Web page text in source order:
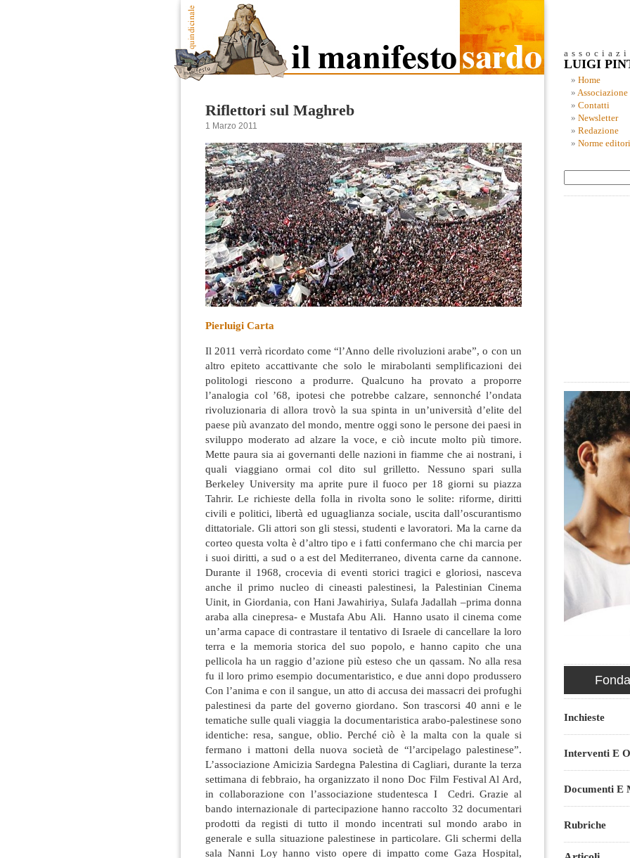
Riflettori sul Maghreb
1 Marzo 2011
Pierluigi Carta
Il 2011 verrà ricordato come “l’Anno delle rivoluzioni arabe”, o con un
altro epiteto accattivante che solo le mirabolanti semplificazioni dei
politologi riescono a produrre. Qualcuno ha provato a proporre
l’analogia col ’68, ipotesi che potrebbe calzare, sennonché l’ondata
rivoluzionaria di allora trovò la sua spinta in un’università d’elite del
paese più avanzato del mondo, mentre oggi sono le persone dei paesi in
sviluppo moderato ad alzare la voce, e ciò incute molto più timore.
Mette paura sia ai governanti delle nazioni in fiamme che ai nostrani, i
quali viaggiano ormai col dito sul grilletto. Nessuno spari sulla
Berkeley University ma aprite pure il fuoco per 18 giorni su piazza
Tahrir. Le richieste della folla in rivolta sono le solite: riforme, diritti
civili e politici, libertà ed uguaglianza sociale, uscita dall’oscurantismo
dittatoriale. Gli attori son gli stessi, studenti e lavoratori. Ma la carne da
corteo questa volta è d’altro tipo e i fatti confermano che chi marcia per
i suoi diritti, a sud o a est del Mediterraneo, diventa carne da cannone.
Durante il 1968, crocevia di eventi storici tragici e gloriosi, nasceva
anche il primo nucleo di cineasti palestinesi, la Palestinian Cinema
Uinit, in Giordania, con Hani Jawahiriya, Sulafa Jadallah –prima donna
araba alla cinepresa- e Mustafa Abu Ali. Hanno usato il cinema come
un’arma capace di contrastare il tentativo di Israele di cancellare la loro
terra e la memoria storica del suo popolo, e hanno capito che una
pellicola ha un raggio d’azione più esteso che un qassam. No alla resa
fu il loro primo esempio documentaristico, e due anni dopo produssero
Con l’anima e con il sangue, un atto di accusa dei massacri dei profughi
palestinesi da parte del governo giordano. Son trascorsi 40 anni e le
tematiche sulle quali viaggia la documentaristica arabo-palestinese sono
identiche: resa, sangue, oblio. Perché ciò è la malta con la quale si
fermano i mattoni della nuova società de “l’arcipelago palestinese”.
L’associazione Amicizia Sardegna Palestina di Cagliari, durante la terza
settimana di febbraio, ha organizzato il nono Doc Film Festival Al Ard,
in collaborazione con l’associazione studentesca I Cedri. Grazie al
bando internazionale di partecipazione hanno raccolto 32 documentari
prodotti da registi di tutto il mondo incentrati sul mondo arabo in
generale e sulla situazione palestinese in particolare. Gli schermi della
sala Nanni Loy hanno visto opere di impatto come Gaza Hospital,
LUIGI
Home
Associazione
Contatti
Newsletter
Redazione
Norme
Inchieste
Interventi E
Documenti E
Rubriche